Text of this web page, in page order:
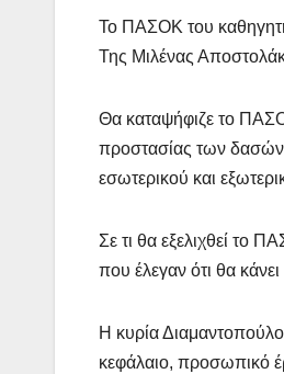
Το ΠΑΣΟΚ του
Της Μιλένας
Θα καταψήφιζε το
προστασίας των δασών;
εσωτερικού και
Σε τι θα εξελιχθεί το
που έλεγαν ότι θα
Η κυρία
κεφάλαιο, προσωπικό